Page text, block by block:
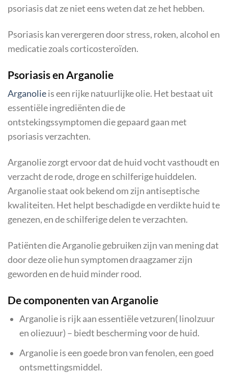
psoriasis dat ze niet eens weten dat ze het hebben.
Psoriasis kan verergeren door stress, roken, alcohol en
medicatie zoals corticosteroïden.
Psoriasis en Arganolie
Arganolieis een rijke natuurlijke olie. Het bestaat uit
essentiële ingrediënten die de
ontstekingssymptomen die gepaard gaan met
psoriasis verzachten.
Arganolie zorgt ervoor dat de huid vocht vasthoudt en
verzacht de rode, droge en schilferige huiddelen.
Arganolie staat ook bekend om zijn antiseptische
kwaliteiten. Het helpt beschadigde en verdikte huid te
genezen, en de schilferige delen te verzachten.
Patiënten die Arganolie gebruiken zijn van mening dat
door deze olie hun symptomen draagzamer zijn
geworden en de huid minder rood.
De componenten van Arganolie
Arganolie is rijk aan essentiële vetzuren( linolzuur
en oliezuur) – biedt bescherming voor de huid.
Arganolie is een goede bron van fenolen, een goed
ontsmettingsmiddel.